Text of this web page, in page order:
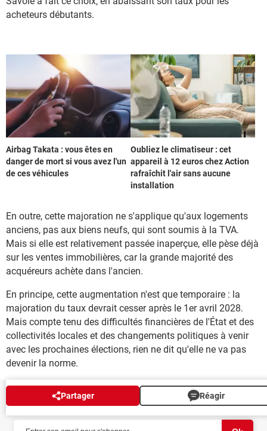
acheteurs débutants.
Airbag Takata : vous êtes en
danger de mort si vous avez l'un
de ces véhicules
Oubliez le climatiseur : cet
appareil à 12 euros chez Action
rafraîchit l'air sans aucune
installation
En outre, cette majoration ne s'applique qu'aux logements
anciens, pas aux biens neufs, qui sont soumis à la TVA.
Mais si elle est relativement passée inaperçue, elle pèse déjà
sur les ventes immobilières, car la grande majorité des
acquéreurs achète dans l'ancien.
En principe, cette augmentation n'est que temporaire : la
majoration du taux devrait cesser après le 1er avril 2028.
Mais compte tenu des difficultés financières de l'État et des
collectivités locales et des changements politiques à venir
avec les prochaines élections, rien ne dit qu'elle ne va pas
devenir la norme.
Partager Réagir
NEWSLETTER